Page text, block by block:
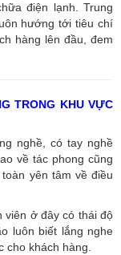
điện lạnh. Trung
hướng tới tiêu chí
hàng lên đầu, đem
TRONG KHU VỰC
nghề, có tay nghề
về tác phong cũng
yên tâm về điều
viên ở đây có thái độ
luôn biết lắng nghe
cho khách hàng.